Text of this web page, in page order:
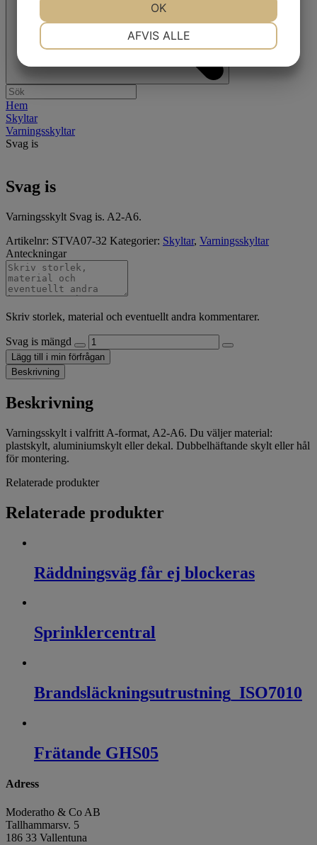
Hem
Skyltar
Varningsskyltar
Svag is
Svag is
Varningsskylt Svag is. A2-A6.
Artikelnr: STVA07-32 Kategorier: Skyltar, Varningsskyltar
Anteckningar
Skriv storlek, material och eventuellt andra kommentarer.
Svag is mängd
Lägg till i min förfrågan
Beskrivning
Beskrivning
Varningsskylt i valfritt A-format, A2-A6. Du väljer material:
plastskylt, aluminiumskylt eller dekal. Dubbelhäftande skylt eller hål
för montering.
Relaterade produkter
Relaterade produkter
Räddningsväg får ej blockeras
Sprinklercentral
Brandsläckningsutrustning_ISO7010
Frätande GHS05
Adress
Moderatho & Co AB
Tallhammarsv. 5
186 33 Vallentuna
STATISTIK
AFVIS ALLE
OK